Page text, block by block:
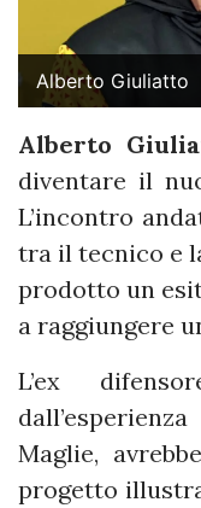
Alberto Giuliatto
Alberto
diventare il
L’incontro
tra il tecnico e
prodotto un
a raggiungere
L’ex
Maglie,
progetto